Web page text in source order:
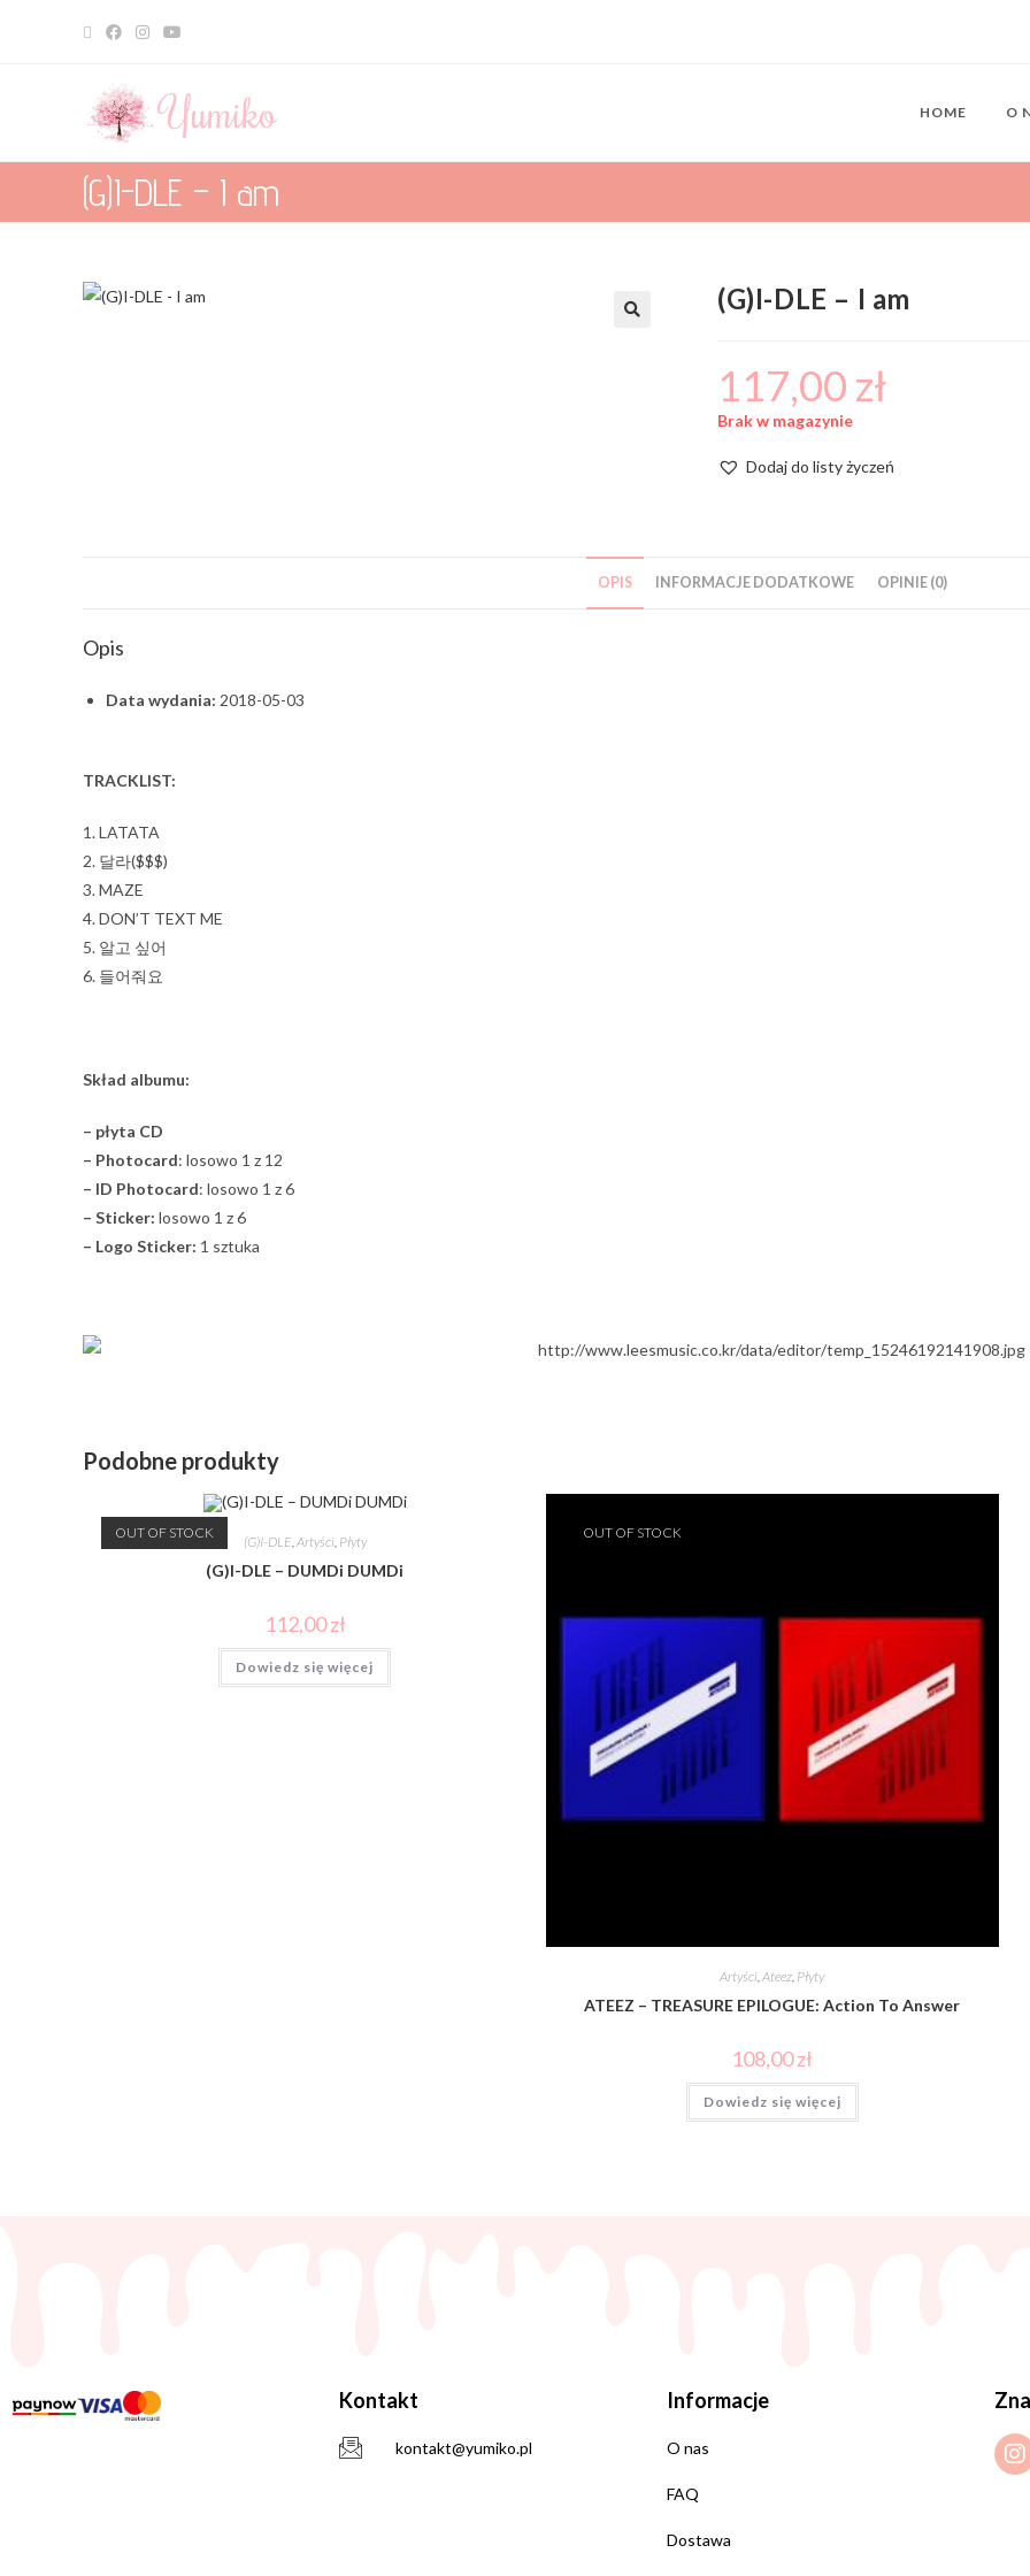
HOME O
(G)I-DLE – I am
(G)I-DLE – I am
117,00 zł
Brak w magazynie
Dodaj do listy życzeń
OPIS INFORMACJE DODATKOWE OPINIE (0)
Opis
Data wydania: 2018-05-03
TRACKLIST:
1. LATATA
2. 달라($$$)
3. MAZE
4. DON’T TEXT ME
5. 알고 싶어
6. 들어줘요
Skład albumu:
– płyta CD
– Photocard: losowo 1 z 12
– ID Photocard: losowo 1 z 6
– Sticker: losowo 1 z 6
– Logo Sticker: 1 sztuka
Podobne produkty
OUT OF STOCK
(G)I-DLE,Artyści, Płyty
(G)I-DLE – DUMDi DUMDi
112,00zł
Dowiedz się więcej
OUT OF STOCK
Artyści,Ateez, Płyty
ATEEZ – TREASURE EPILOGUE: Action To Answer
108,00zł
Dowiedz się więcej
Kontakt
kontakt@yumiko.pl
Informacje
O nas
FAQ
Dostawa